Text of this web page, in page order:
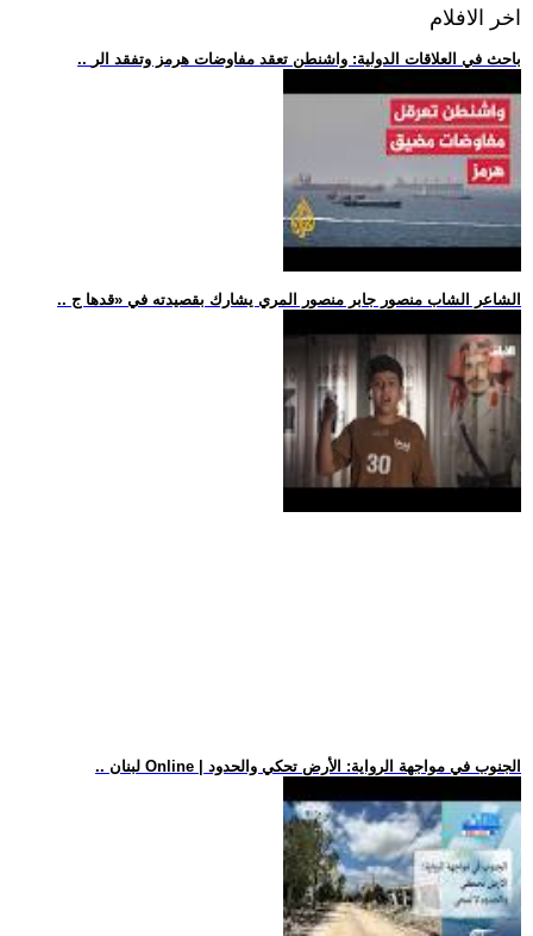
اخر الافلام
.. باحث في العلاقات الدولية: واشنطن تعقد مفاوضات هرمز وتفقد الر
.. الشاعر الشاب منصور جابر منصور المري يشارك بقصيدته في «قدها ج
.. لبنان Online | الجنوب في مواجهة الرواية: الأرض تحكي والحدود